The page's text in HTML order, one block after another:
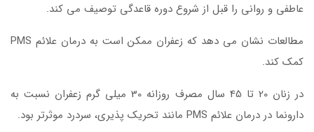
عاطفی و روانی را قبل از شروع دوره قاعدگی توصیف می کند.
مطالعات نشان می دهد که زعفران ممکن است به درمان علائم PMS
کمک کند.
در زنان 20 تا 45 سال مصرف روزانه 30 میلی گرم زعفران نسبت به
دارونما در درمان علائم PMS مانند تحریک پذیری، سردرد موثرتر بود.